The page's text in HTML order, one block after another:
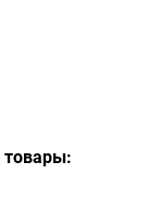
товары: